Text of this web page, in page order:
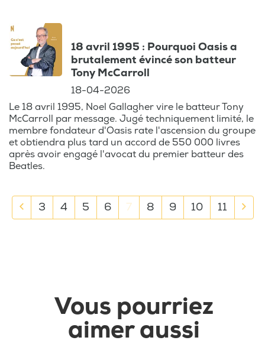
18 avril 1995 : Pourquoi Oasis a
brutalement évincé son batteur
Tony McCarroll
18-04-2026
Le 18 avril 1995, Noel Gallagher vire le batteur Tony
McCarroll par message. Jugé techniquement limité, le
membre fondateur d'Oasis rate l'ascension du groupe
et obtiendra plus tard un accord de 550 000 livres
après avoir engagé l'avocat du premier batteur des
Beatles.
3 4 5 6 7 8 9 10 11
Vous pourriez
aimer aussi